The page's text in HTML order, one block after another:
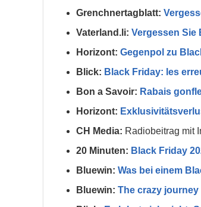
Grenchnertagblatt:
Vaterland.li: Vergessen Sie
Horizont: Gegenpol zu
Blick: Black Friday: les
Bon a Savoir: Rabais
Horizont:
CH Media: Radiobeitrag mit
20 Minuten: Black Friday
Bluewin: Was bei einem
Bluewin: The crazy